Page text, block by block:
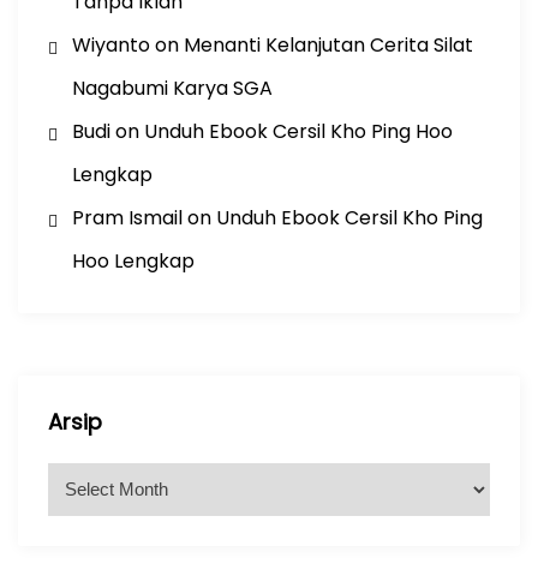
Wiyantoon Menanti Kelanjutan Cerita Silat
Nagabumi Karya SGA
Budion Unduh Ebook Cersil Kho Ping Hoo
Lengkap
Pram Ismailon Unduh Ebook Cersil Kho Ping
Hoo Lengkap
Arsip